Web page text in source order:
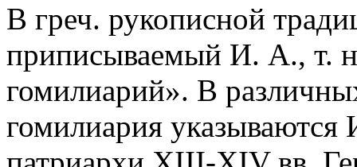
В греч. рукописной
приписываемый И. А., т.
гомилиарий». В
гомилиария